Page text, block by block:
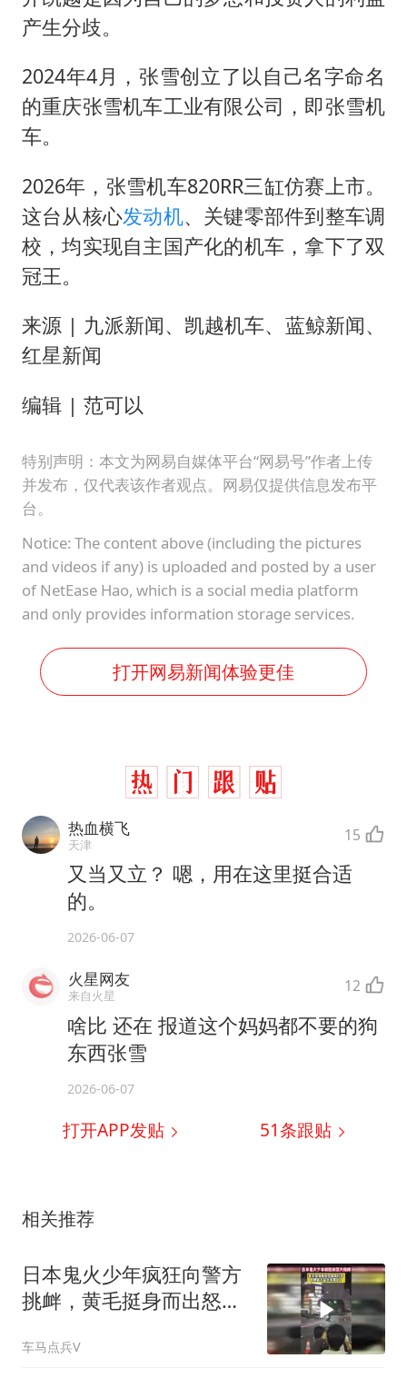
产生分歧。
2024年4月，张雪创立了以自己名字命名
的重庆张雪机车工业有限公司，即张雪机
车。
2026年，张雪机车820RR三缸仿赛上市。
这台从核心发动机、关键零部件到整车调
校，均实现自主国产化的机车，拿下了双
冠王。
来源 | 九派新闻、凯越机车、蓝鲸新闻、
红星新闻
编辑 | 范可以
特别声明：本文为网易自媒体平台“网易号”作者上传
并发布，仅代表该作者观点。网易仅提供信息发布平
台。
Notice: The content above (including the pictures
and videos if any) is uploaded and posted by a user
of NetEase Hao, which is a social media platform
and only provides information storage services.
打开网易新闻体验更佳
热血横飞
天津 15
又当又立？ 嗯，用在这里挺合适
的。
2026-06-07
火星网友
来自火星 12
啥比 还在 报道这个妈妈都不要的狗
东西张雪
2026-06-07
打开APP发贴 51条跟贴
相关推荐
日本鬼火少年疯狂向警方
挑衅，黄毛挺身而出怒踹
车马点兵V